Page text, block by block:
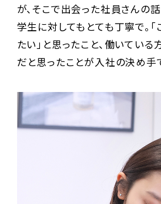
が、そこで出会った社員さんの
学生に対してもとても丁寧で。
たい」と思ったこと、働いてい
だと思ったことが入社の決め手